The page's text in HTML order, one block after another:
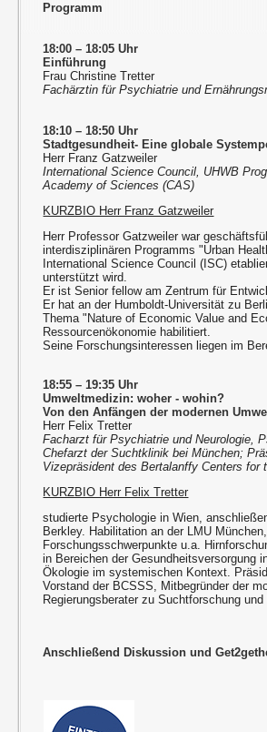
Programm
18:00 – 18:05 Uhr
Einführung
Frau Christine Tretter
Fachärztin für Psychiatrie und
18:10 – 18:50 Uhr
Stadtgesundheit- Eine globale
Herr Franz Gatzweiler
International Science Council, UHWB
Academy of Sciences (CAS)
KURZBIO Herr Franz Gatzweiler
Herr Professor Gatzweiler war
interdisziplinären Programms "Urban
International Science Council (ISC)
unterstützt wird.
Er ist Senior fellow am Zentrum für
Er hat an der Humboldt-Universität zu
Thema "Nature of Economic Value and
Ressourcenökonomie habilitiert.
Seine Forschungsinteressen liegen im
18:55 – 19:35 Uhr
Umweltmedizin: woher - wohin?
Von den Anfängen der modernen
Herr Felix Tretter
Facharzt für Psychiatrie und Neurologie,
Chefarzt der Suchtklinik bei München;
Vizepräsident des Bertalanffy Centers
KURZBIO Herr Felix Tretter
studierte Psychologie in Wien,
Berkley. Habilitation an der LMU
Forschungsschwerpunkte u.a.
in Bereichen der Gesundheitsversorgung
Ökologie im systemischen Kontext.
Vorstand der BCSSS, Mitbegründer der
Regierungsberater zu Suchtforschung
Anschließend Diskussion und